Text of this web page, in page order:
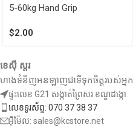
5-60kg Hand Grip
$2.00
ខេស៊ី ស្តរ
ហាងទំនិញអនឡាញជាទីទុកចិត្តរបស់អ្នក
ផ្ទះលេខ G21 សង្កាត់ព្រៃសរ ខណ្ឌដង្កោ
លេខទូរស័ព្ទ: 070 37 38 37
អ៊ីម៉ែល: sales@kcstore.net